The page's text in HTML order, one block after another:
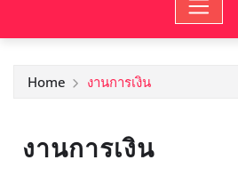
Home งานการเงิน
งานการเงิน